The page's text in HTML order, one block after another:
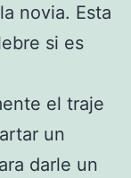
novia. Esta
si es
el traje
un
darle un